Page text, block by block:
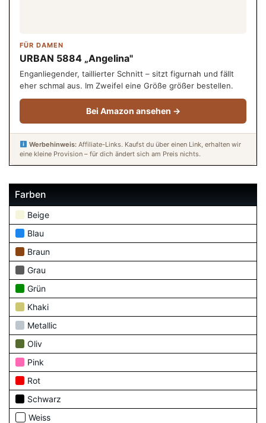
FÜR DAMEN
URBAN 5884 „Angelina"
Enganliegender, taillierter Schnitt – sitzt figurnah und fällt
eher schmal aus. Im Zweifel eine Größe größer bestellen.
Bei Amazon ansehen →
Werbehinweis:Affiliate-Links. Kaufst du über einen Link, erhalten wir
eine kleine Provision – für dich ändert sich am Preis nichts.
Farben
Beige
Blau
Braun
Grau
Grün
Khaki
Metallic
Oliv
Pink
Rot
Schwarz
Weiss